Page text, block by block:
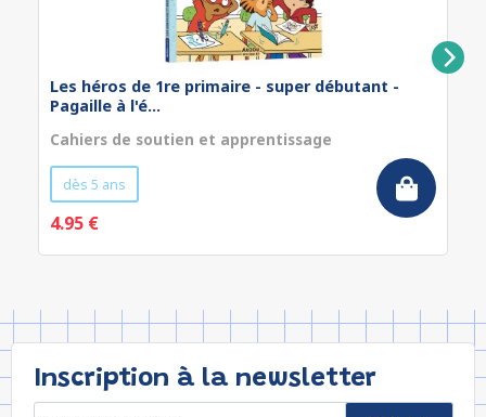
Les héros de 1re primaire - super débutant -
Pagaille à l'é...
Cahiers de soutien et apprentissage
dès 5 ans
4.95 €
Inscription à la newsletter